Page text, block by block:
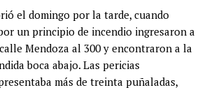
el domingo por la tarde, cuando
un principio de incendio ingresaron a
Mendoza al 300 y encontraron a la
boca abajo. Las pericias
más de treinta puñaladas,